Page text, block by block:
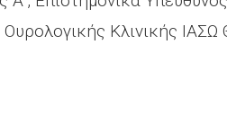
Ουρολογικής Κλινικής ΙΑΣΩ